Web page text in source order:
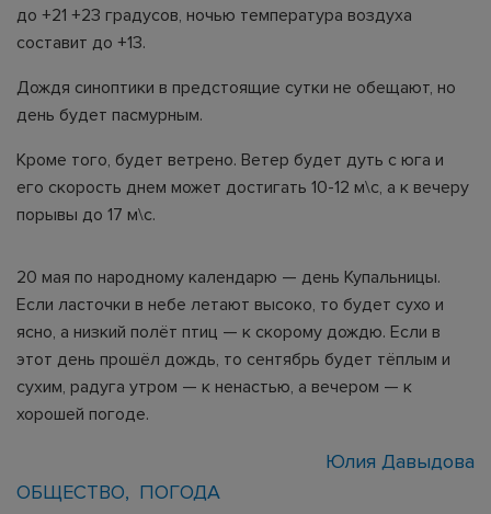
до +21 +23 градусов, ночью температура воздуха
составит до +13.
Дождя синоптики в предстоящие сутки не обещают, но
день будет пасмурным.
Кроме того, будет ветрено. Ветер будет дуть с юга и
его скорость днем может достигать 10-12 м\с, а к вечеру
порывы до 17 м\с.
20 мая по народному календарю — день Купальницы.
Если ласточки в небе летают высоко, то будет сухо и
ясно, а низкий полёт птиц — к скорому дождю. Если в
этот день прошёл дождь, то сентябрь будет тёплым и
сухим, радуга утром — к ненастью, а вечером — к
хорошей погоде.
Юлия Давыдова
ОБЩЕСТВО
ПОГОДА